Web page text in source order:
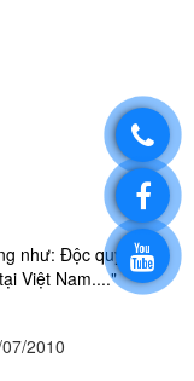
như: Độc quyề
tại Việt Nam...."
2010
https://www.youtube.com/channel/UCYvT5obcI5AqSFS-
0kdGxwA